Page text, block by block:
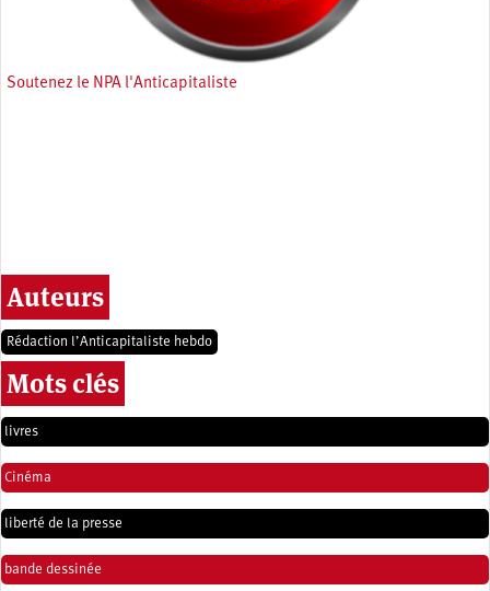
Soutenez le NPA l'Anticapitaliste
Auteurs
Rédaction l’Anticapitaliste hebdo
Mots clés
livres
Cinéma
liberté de la presse
bande dessinée